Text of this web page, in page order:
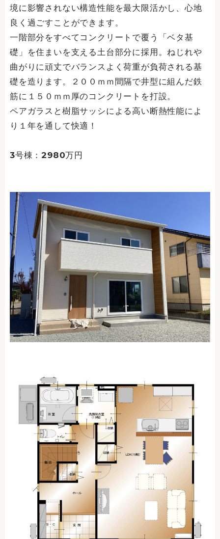
境に影響されない構造性能を最大限活かし、心地
良く過ごすことができます。
一階部分をすべてコンクリートで覆う「ベタ基
礎」を住まいを支える土台部分に採用。ねじれや
曲がりに頑丈でバランスよく荷重が負荷される基
礎を造ります。２００ｍｍ間隔で井型に組んだ鉄
筋に１５０ｍｍ厚のコンクリートを打設。
ペアガラスと樹脂サッシによる高い断熱性能によ
り１年を通して快適！
3号棟：2980万円